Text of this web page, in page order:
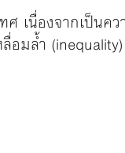
เนื่องจากเป็นค
อมล้ำ (inequality)